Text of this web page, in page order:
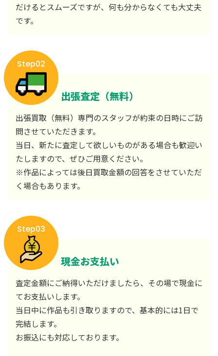
だけるとスムーズですが、何も分からなくても大丈夫
です。
Step02
出張査定（無料）
出張買取（無料）専門のスタッフが約束の日時にご訪
問させていただきます。
当日、新たに査定して欲しいものがある場合も歓迎い
たしますので、ぜひご用意ください。
※作品によっては後日買取金額の回答をさせていただ
く場合もあります。
Step03
現金お支払い
査定金額にご納得いただけましたら、その場で現金に
てお支払いします。
当日中に作品も引き取りますので、基本的には1日で
完結します。
お振込にも対応しております。